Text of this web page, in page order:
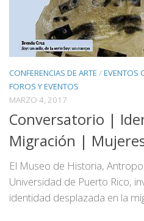
CONFERENCIAS DE ARTE /EVENTOS
FOROS Y EVENTOS
MARZO 4, 2017
Conversatorio |
Migración |
El Museo de Historia,
Universidad de Puerto Rico,
identidad desplazada en la